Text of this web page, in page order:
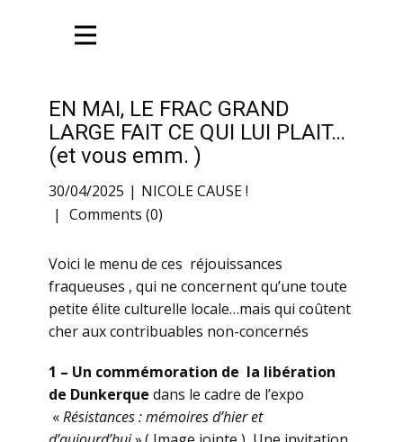
EN MAI, LE FRAC GRAND
LARGE FAIT CE QUI LUI PLAIT…
(et vous emm. )
30/04/2025
NICOLE CAUSE !
Comments (0)
Voici le menu de ces réjouissances
fraqueuses , qui ne concernent qu’une toute
petite élite culturelle locale…mais qui coûtent
cher aux contribuables non-concernés
1 – Un commémoration de la libération
de Dunkerque dans le cadre de l’expo
«Résistances : mémoires d’hier et